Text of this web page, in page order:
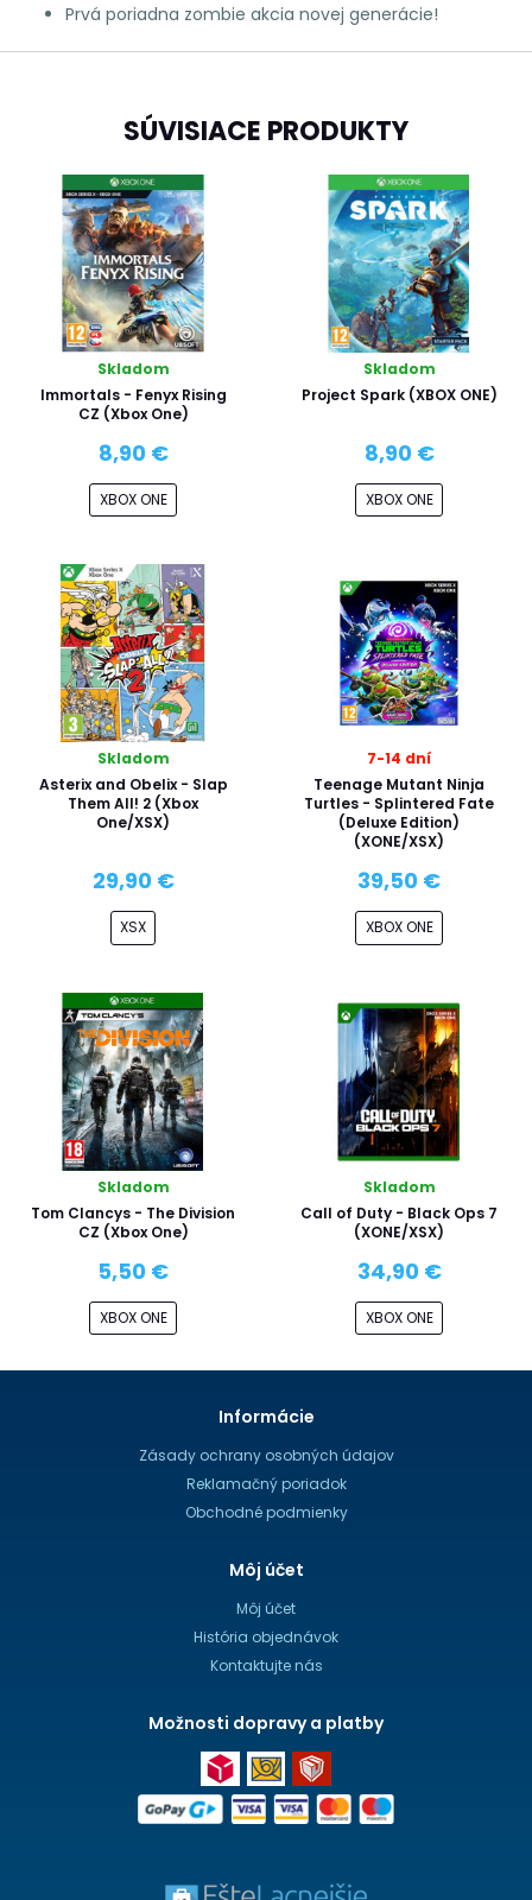
Prvá poriadna zombie akcia novej generácie!
SÚVISIACE PRODUKTY
Skladom
Immortals - Fenyx Rising
CZ (Xbox One)
8,90 €
XBOX ONE
Skladom
Project Spark (XBOX ONE)
8,90 €
XBOX ONE
Skladom
Asterix and Obelix - Slap
Them All! 2 (Xbox
One/XSX)
29,90 €
XSX
7-14 dní
Teenage Mutant Ninja
Turtles - Splintered Fate
(Deluxe Edition)
(XONE/XSX)
39,50 €
XBOX ONE
Skladom
Tom Clancys - The Division
CZ (Xbox One)
5,50 €
XBOX ONE
Skladom
Call of Duty - Black Ops 7
(XONE/XSX)
34,90 €
XBOX ONE
Informácie
Zásady ochrany osobných údajov
Reklamačný poriadok
Obchodné podmienky
Môj účet
Môj účet
História objednávok
Kontaktujte nás
Možnosti dopravy a platby